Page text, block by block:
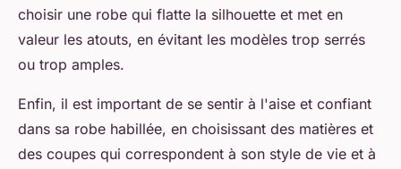
choisir une robe qui flatte la silhouette et met en
valeur les atouts, en évitant les modèles trop serrés
ou trop amples.
Enfin, il est important de se sentir à l'aise et confiant
dans sa robe habillée, en choisissant des matières et
des coupes qui correspondent à son style de vie et à